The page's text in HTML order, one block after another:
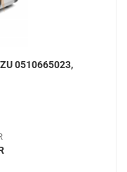
0510665023,